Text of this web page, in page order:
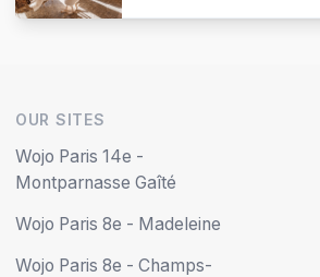
OUR SITES
Wojo Paris 14e -
Montparnasse Gaîté
Wojo Paris 8e - Madeleine
Wojo Paris 8e - Champs-